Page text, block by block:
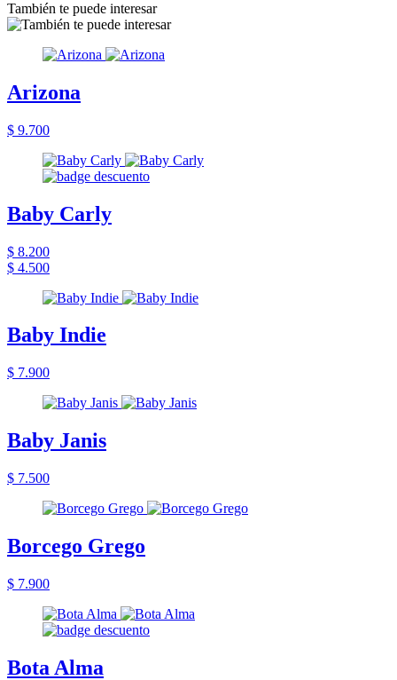
También te puede interesar
Arizona
$ 9.700
Baby Carly
$ 8.200
$ 4.500
Baby Indie
$ 7.900
Baby Janis
$ 7.500
Borcego Grego
$ 7.900
Bota Alma